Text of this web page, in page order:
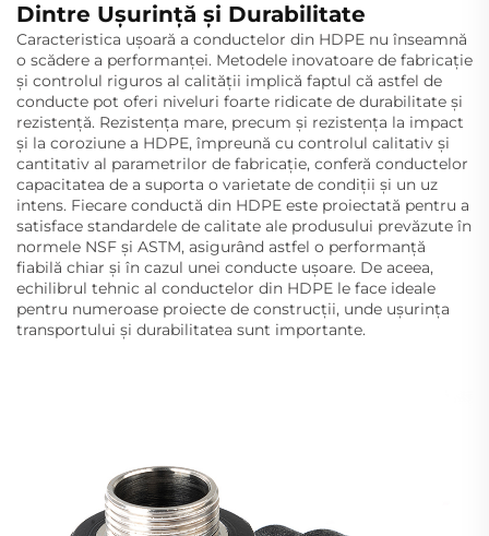
Dintre Ușurință și Durabilitate
Caracteristica ușoară a conductelor din HDPE nu înseamnă
o scădere a performanței. Metodele inovatoare de fabricație
și controlul riguros al calității implică faptul că astfel de
conducte pot oferi niveluri foarte ridicate de durabilitate și
rezistență. Rezistența mare, precum și rezistența la impact
și la coroziune a HDPE, împreună cu controlul calitativ și
cantitativ al parametrilor de fabricație, conferă conductelor
capacitatea de a suporta o varietate de condiții și un uz
intens. Fiecare conductă din HDPE este proiectată pentru a
satisface standardele de calitate ale produsului prevăzute în
normele NSF și ASTM, asigurând astfel o performanță
fiabilă chiar și în cazul unei conducte ușoare. De aceea,
echilibrul tehnic al conductelor din HDPE le face ideale
pentru numeroase proiecte de construcții, unde ușurința
transportului și durabilitatea sunt importante.